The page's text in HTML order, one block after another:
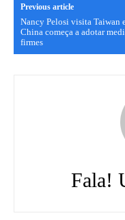
Previous article
Nancy Pelosi visita Taiwan
China começa a adotar
firmes
Fala!